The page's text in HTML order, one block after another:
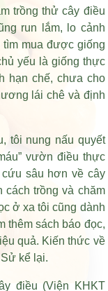
trồng thử cây điều
run lắm, lo cảnh
tìm mua được giống
yếu là giống thực
hạn chế, chưa cho
lái chê và định
tôi nung nấu quyết
vườn điều thực
sâu hơn về cây
trồng và chăm
ở xa tôi cũng dành
thêm sách báo đọc,
quả. Kiến thức về
kể lại.
điều (Viện KHKT